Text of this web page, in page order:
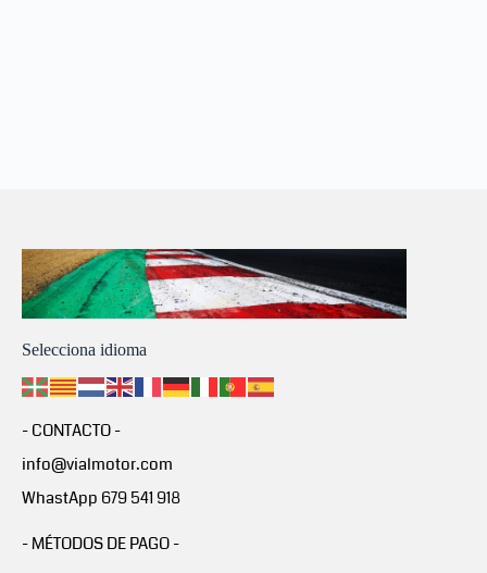
Selecciona idioma
- CONTACTO -
info@vialmotor.com
WhastApp 679 541 918
- MÉTODOS DE PAGO -